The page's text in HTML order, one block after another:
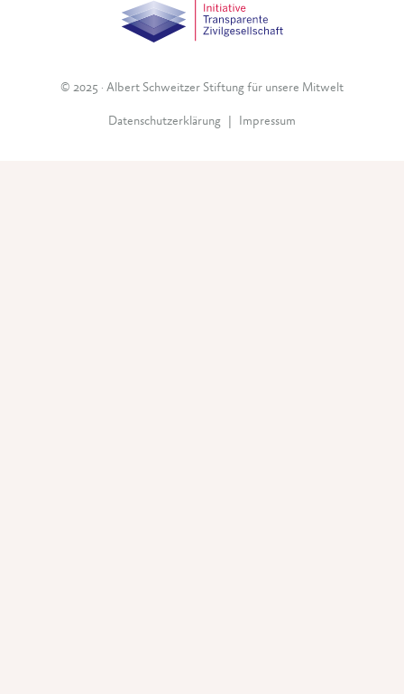
© 2025 · Albert Schweitzer Stiftung für unsere Mitwelt
Datenschutzerklärung Impressum